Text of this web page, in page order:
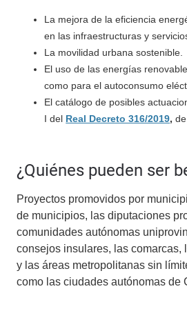
La mejora de la eficiencia
en las infraestructuras y
La movilidad urbana sostenible.
El uso de las energías
como para el autoconsumo
El catálogo de posibles
I del
Real Decreto 316/2019,
¿Quiénes pueden ser
Proyectos promovidos por
de municipios, las diputaciones
comunidades autónomas
consejos insulares, las comarcas,
y las áreas metropolitanas sin
como las ciudades autónomas de